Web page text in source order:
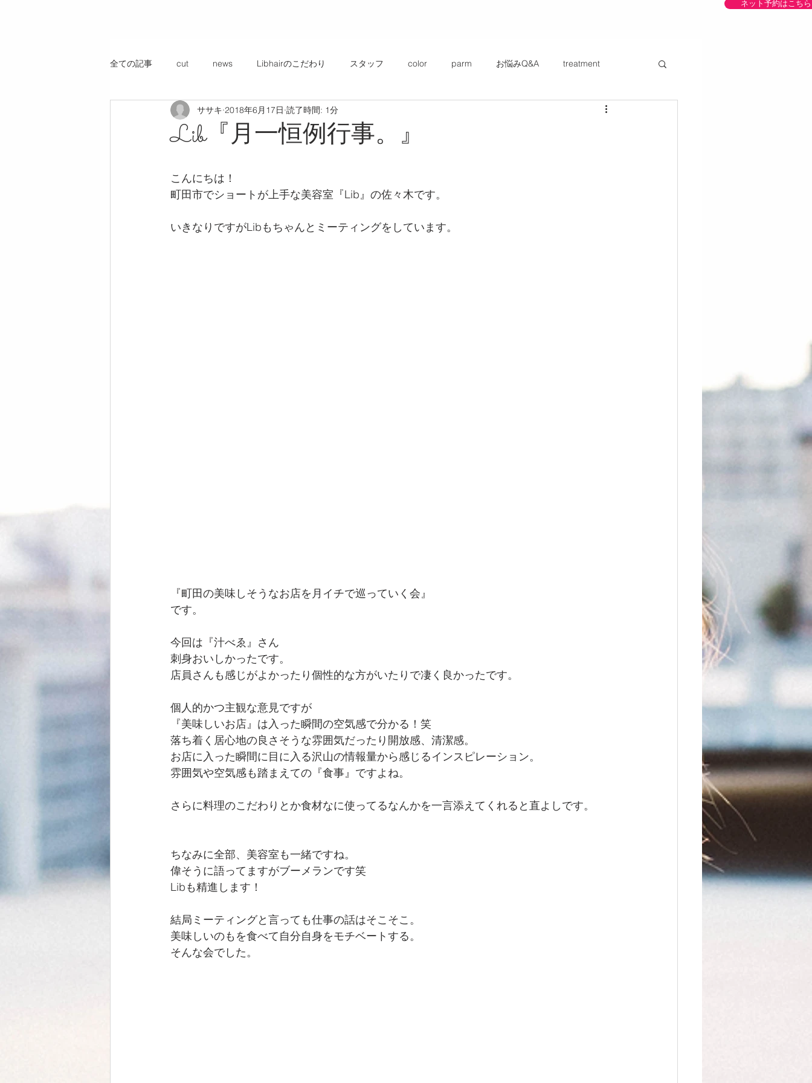
ネット予約はこちら
全ての記事 cut news Libhairのこだわり スタッフ color parm お悩みQ&A treatment
お客様サロンスタイル
Lib『月一恒例行事。』
ササキ 2018年6月17日 読了時間: 1分
こんにちは！
町田市でショートが上手な美容室『Lib』の佐々木です。
いきなりですがLibもちゃんとミーティングをしています。
『町田の美味しそうなお店を月イチで巡っていく会』
です。
今回は『汁べゑ』さん
刺身おいしかったです。
店員さんも感じがよかったり個性的な方がいたりで凄く良かったです。
個人的かつ主観な意見ですが
『美味しいお店』は入った瞬間の空気感で分かる！笑
落ち着く居心地の良さそうな雰囲気だったり開放感、清潔感。
お店に入った瞬間に目に入る沢山の情報量から感じるインスピレーション。
雰囲気や空気感も踏まえての『食事』ですよね。
さらに料理のこだわりとか食材なに使ってるなんかを一言添えてくれると直よしです。
ちなみに全部、美容室も一緒ですね。
偉そうに語ってますがブーメランです笑
Libも精進します！
結局ミーティングと言っても仕事の話はそこそこ。
美味しいのもを食べて自分自身をモチベートする。
そんな会でした。